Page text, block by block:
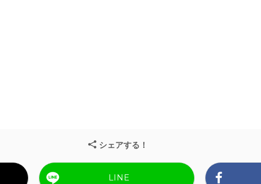
シェアする！
LINE